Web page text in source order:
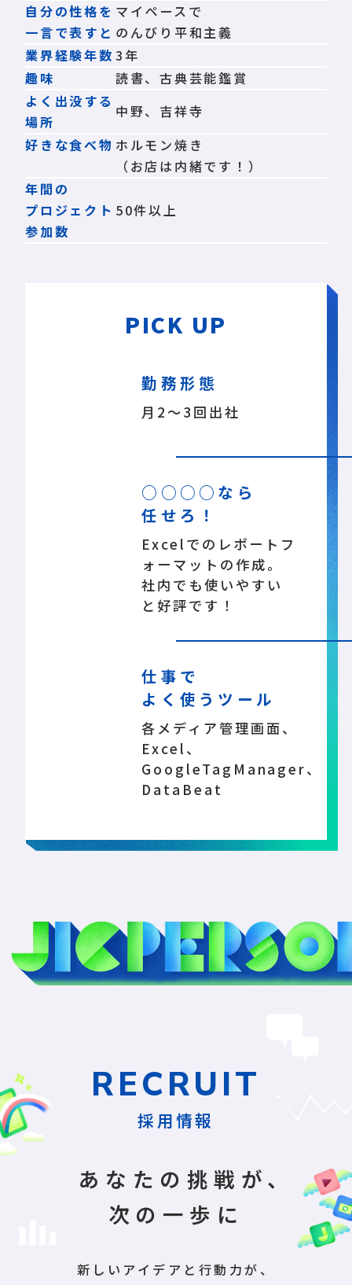
自分の性格を
一言で表すと
マイペースで
のんびり平和主義
業界経験年数 3年
趣味
読書、古典芸能鑑賞
よく出没する
場所
中野、吉祥寺
好きな食べ物 ホルモン焼き
（お店は内緒です！）
年間の
プロジェクト
参加数
50件以上
PICK UP
勤務形態
月2～3回出社
○○○○なら
任せろ！
Excelでの レポートフ
ォーマットの作成。
社内でも使いやすい
と好評です！
仕事で
よく使うツール
各メディア管理画面、
Excel、
GoogleTagManager、
DataBeat
RECRUIT
採用情報
あなたの挑戦が、
次の一歩に
新しいアイデアと行動力が、